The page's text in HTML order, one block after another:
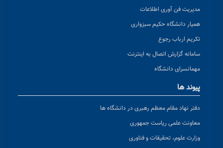
مدیریت فن آوری اطلاعات
همیار دانشگاه حکیم سبزواری
تکریم ارباب رجوع
سامانه گزارش اتصال به اینترنت
مهمانسرای دانشگاه
پیوند ها
دفتر نهاد مقام معظم رهبری در دانشگاه ها
معاونت علمی ریاست جمهوری
وزارت علوم، تحقیقات و فناوری